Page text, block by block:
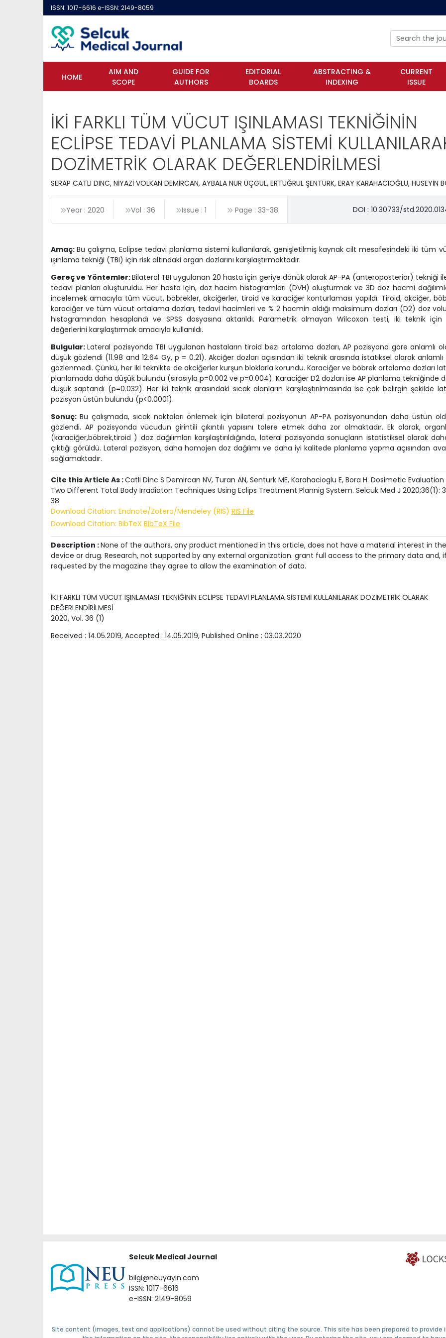
ISSN: 1017-6616 e-ISSN: 2149-8059
HOME
AIM AND
SCOPE
GUIDE FOR
AUTHORS
EDITORIAL
BOARDS
ABSTRACTING &
INDEXING
CURRENT
ISSUE
İKİ FARKLI TÜM VÜCUT IŞINLAMASI TEKNİĞİNİN
ECLİPSE TEDAVİ PLANLAMA SİSTEMİ
DOZİMETRİK OLARAK DEĞERLENDİRİLMESİ
SERAP CATLI DINC, NİYAZİ VOLKAN DEMİRCAN, AYBALA NUR ÜÇGÜL, ERTUĞRUL ŞENTÜRK, ERAY KARAHACIOĞLU, HÜSEYİN
Year : 2020 Vol : 36 Issue : 1 Page : 33-38 DOI : 10.30733/
Amaç:Bu çalışma, Eclipse tedavi planlama sistemi kullanılarak, genişletilmiş kaynak cilt mesafesindeki iki tüm
ışınlama tekniği (TBI) için risk altındaki organ dozlarını karşılaştırmaktadır.
Gereç ve Yöntemler:Bilateral TBI uygulanan 20 hasta için geriye dönük olarak AP-PA (anteroposterior) tekniği
tedavi planları oluşturuldu. Her hasta için, doz hacim histogramları (DVH) oluşturmak ve 3D doz hacmi
incelemek amacıyla tüm vücut, böbrekler, akciğerler, tiroid ve karaciğer konturlaması yapıldı. Tiroid, akciğer,
karaciğer ve tüm vücut ortalama dozları, tedavi hacimleri ve % 2 hacmin aldığı maksimum dozları (D2) doz
histogramından hesaplandı ve SPSS dosyasına aktarıldı. Parametrik olmayan Wilcoxon testi, iki teknik için
değerlerini karşılaştırmak amacıyla kullanıldı.
Bulgular:Lateral pozisyonda TBI uygulanan hastaların tiroid bezi ortalama dozları, AP pozisyona göre anlamlı
düşük gözlendi (11.98 and 12.64 Gy, p = 0.21). Akciğer dozları açısından iki teknik arasında istatiksel olarak
gözlenmedi. Çünkü, her iki teknikte de akciğerler kurşun bloklarla korundu. Karaciğer ve böbrek ortalama dozları
planlamada daha düşük bulundu (sırasıyla p=0.002 ve p=0.004). Karaciğer D2 dozları ise AP planlama tekniğinde
düşük saptandı (p=0.032). Her iki teknik arasındaki sıcak alanların karşılaştırılmasında ise çok belirgin şekilde
pozisyon üstün bulundu (p<0.0001).
Sonuç: Bu çalışmada, sıcak noktaları önlemek için bilateral pozisyonun AP-PA pozisyonundan daha üstün
gözlendi. AP pozisyonda vücudun girintili çıkıntılı yapısını tolere etmek daha zor olmaktadır. Ek olarak,
(karaciğer,böbrek,tiroid ) doz dağılımları karşılaştırıldığında, lateral pozisyonda sonuçların istatistiksel olarak
çıktığı görüldü. Lateral pozisyon, daha homojen doz dağılımı ve daha iyi kalitede planlama yapma açısından
sağlamaktadır.
Cite this Article As :Catli Dinc S Demircan NV, Turan AN, Senturk ME, Karahacioglu E, Bora H. Dosimetic
Two Different Total Body Irradiaton Techniques Using Eclips Treatment Plannig System. Selcuk Med J 2020;36(1):
38
Download Citation: Endnote/Zotero/Mendeley (RIS) RIS File
Download Citation: BibTeX BibTeX File
Description :None of the authors, any product mentioned in this article, does not have a material interest in the
device or drug. Research, not supported by any external organization. grant full access to the primary data and,
requested by the magazine they agree to allow the examination of data.
İKİ FARKLI TÜM VÜCUT IŞINLAMASI TEKNİĞİNİN ECLİPSE TEDAVİ PLANLAMA SİSTEMİ KULLANILARAK DOZİMETRİK OLARAK
DEĞERLENDİRİLMESİ
2020, Vol. 36 (1)
Received : 14.05.2019, Accepted : 14.05.2019, Published Online : 03.03.2020
Selcuk Medical Journal
bilgi@neuyayin.com
ISSN: 1017-6616
e-ISSN: 2149-8059
Site content (images, text and applications) cannot be used without citing the source. This site has been prepared to